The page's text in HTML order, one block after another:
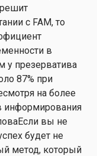
с FAM, то
в
у презерватива
87% при
на более
информирования
Если вы не
будет не
метод, который